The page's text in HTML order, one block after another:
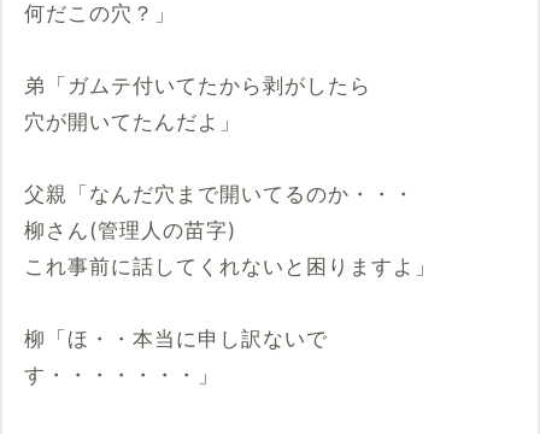
何だこの穴？」
弟「ガムテ付いてたから剥がしたら
穴が開いてたんだよ」
父親「なんだ穴まで開いてるのか・・・
柳さん(管理人の苗字)
これ事前に話してくれないと困りますよ」
柳「ほ・・本当に申し訳ないで
す・・・・・・・」